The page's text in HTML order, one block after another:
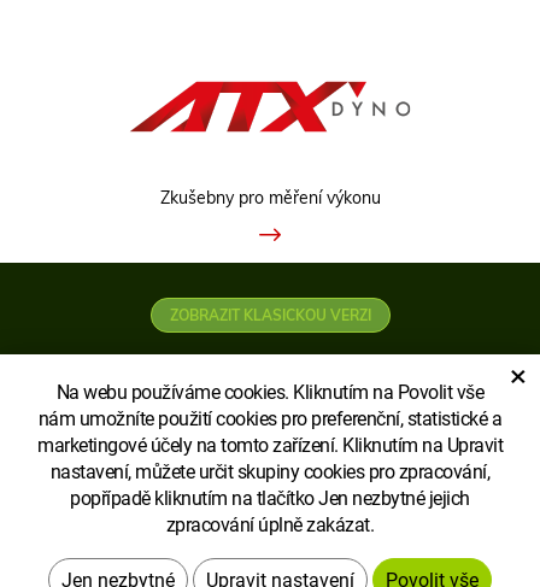
Na webu používáme cookies. Kliknutím na Povolit vše
nám umožníte použití cookies pro preferenční, statistické a
marketingové účely na tomto zařízení. Kliknutím na Upravit
nastavení, můžete určit skupiny cookies pro zpracování,
popřípadě kliknutím na tlačítko Jen nezbytné jejich
zpracování úplně zakázat.
Upravit nastavení
×
Zkušebny pro měření výkonu
ZOBRAZIT KLASICKOU VERZI
Copyright © Agroecopower LIMITED - pobočka